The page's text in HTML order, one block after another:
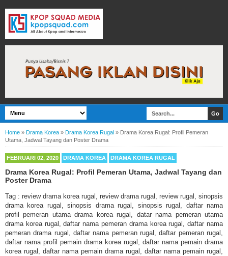
Home » Drama Korea » Drama Korea Rugal » Drama Korea Rugal: Profil Pemeran
Utama, Jadwal Tayang dan Poster Drama
FEBRUARI 02, 2020 DRAMA KOREA DRAMA KOREA RUGAL
Drama Korea Rugal: Profil Pemeran Utama, Jadwal Tayang dan
Poster Drama
Tag : review drama korea rugal, review drama rugal, review rugal, sinopsis
drama korea rugal, sinopsis drama rugal, sinopsis rugal, daftar nama
profil pemeran utama drama korea rugal, datar nama pemeran utama
drama korea rugal, daftar nama pemeran drama korea rugal, daftar nama
pemeran drama rugal, daftar nama pemeran rugal, daftar pemeran rugal,
daftar nama profil pemain drama korea rugal, daftar nama pemain drama
korea rugal, daftar nama pemain drama rugal, daftar nama pemain rugal,